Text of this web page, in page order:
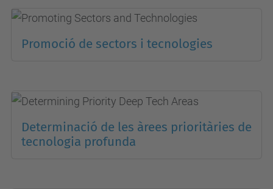
Promoció de sectors i tecnologies
Determinació de les àrees prioritàries de
tecnologia profunda